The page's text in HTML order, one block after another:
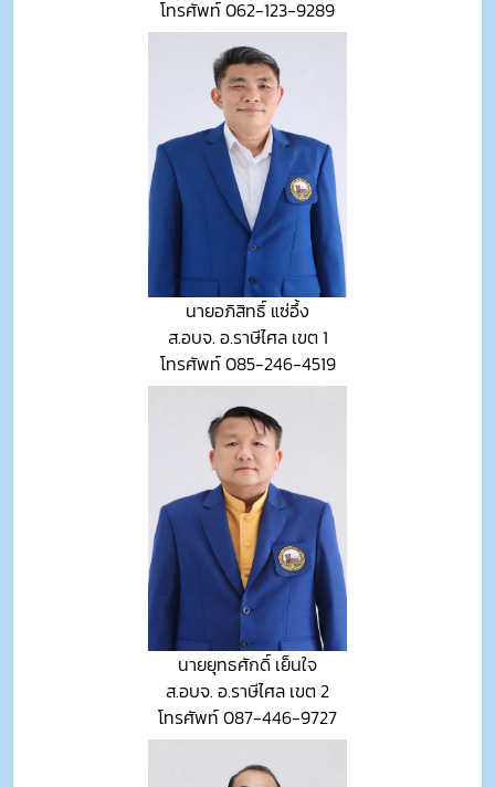
โทรศัพท์ 062-123-9289
นายอภิสิทธิ์ แซ่อึ้ง
ส.อบจ. อ.ราษีไศล เขต 1
โทรศัพท์ 085-246-4519
นายยุทธศักดิ์ เย็นใจ
ส.อบจ. อ.ราษีไศล เขต 2
โทรศัพท์ 087-446-9727